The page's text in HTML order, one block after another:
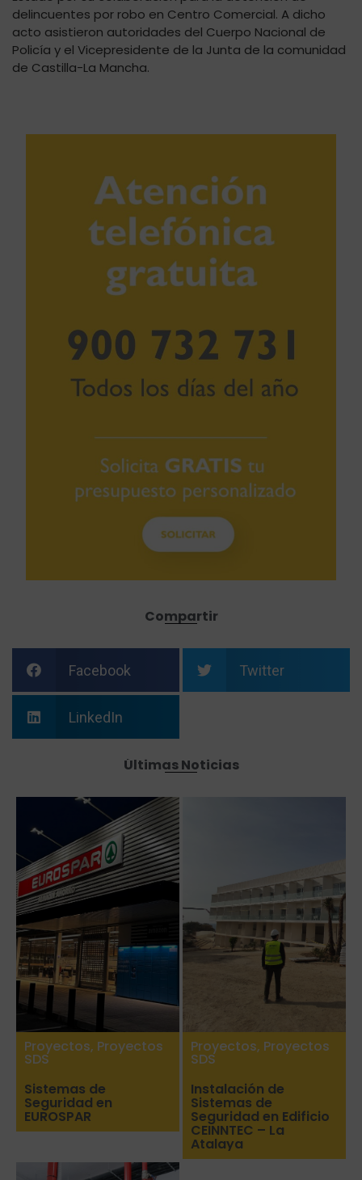
delincuentes por robo en Centro Comercial. A dicho
acto asistieron autoridades del Cuerpo Nacional de
Policía y el Vicepresidente de la Junta de la comunidad
de Castilla-La Mancha.
Compartir
Facebook Twitter
LinkedIn
Últimas Noticias
Proyectos, Proyectos
SDS
Sistemas de
Seguridad en
EUROSPAR
Proyectos, Proyectos
SDS
Instalación de
Sistemas de
Seguridad en Edificio
CEINNTEC – La
Atalaya